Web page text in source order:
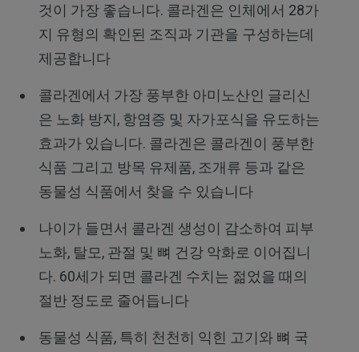
것이 가장 좋습니다. 콜라겐은 인체에서 28가
지 유형의 확인된 조직과 기관을 구성하는데
제공합니다
콜라겐에서 가장 풍부한 아미노산인 글리신
은 노화 방지, 항염증 및 자가포식을 유도하는
효과가 있습니다. 콜라겐은 콜라겐이 풍부한
식품 그리고 방목 유제품, 조개류 등과 같은
동물성 식품에서 찾을 수 있습니다
나이가 들면서 콜라겐 생성이 감소하여 피부
노화, 탈모, 관절 및 뼈 건강 악화로 이어집니
다. 60세가 되면 콜라겐 수치는 젊었을 때의
절반 정도로 줄어듭니다
동물성 식품, 특히 천천히 익힌 고기와 뼈 국